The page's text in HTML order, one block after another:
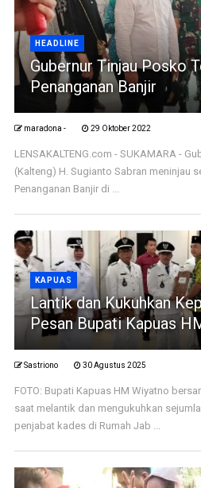
HEADLINE
Gubernur Tinjau Posko
Penanganan Banjir
maradona - 29 Oktober 2022
LENSAKALTENG.com - SUKAMARA -
(Kalteng) H. Sugianto Sabran meninjau
Penanganan Banjir di ...
KAPUAS
Lantik dan Kukuhkan
Pesan Bupati Kapuas
Sastriono 30 Agustus 2025
FOTO: Bupati Kapuas HM Wiyatno
saat melantik dan mengukuhkan
penjabat kades di Rumah Jab ...